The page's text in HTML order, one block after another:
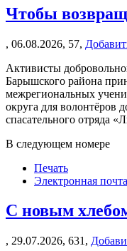
Чтобы
, 06.08.2026, 57,
Активисты
Барышского района
межрегиональных
округа для волонтёров
спасательного отряда
В следующем номере
Печать
Электронная почта
С новым
, 29.07.2026, 631,